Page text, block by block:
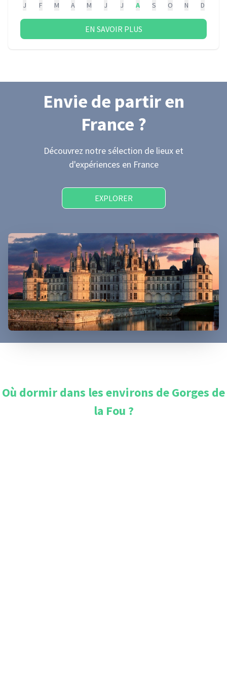
J F M A M J J A S O N D
EN SAVOIR PLUS
Envie de partiren
France ?
Découvrez notre sélection de lieux et
d'expériences en France
EXPLORER
Où dormir dans les environs deGorges de
la Fou ?